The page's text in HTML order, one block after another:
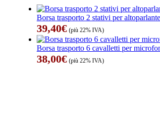
Borsa trasporto 2 stativi per
39,40€ (più 22% IVA)
Borsa trasporto 6 cavalletti per
38,00€ (più 22% IVA)